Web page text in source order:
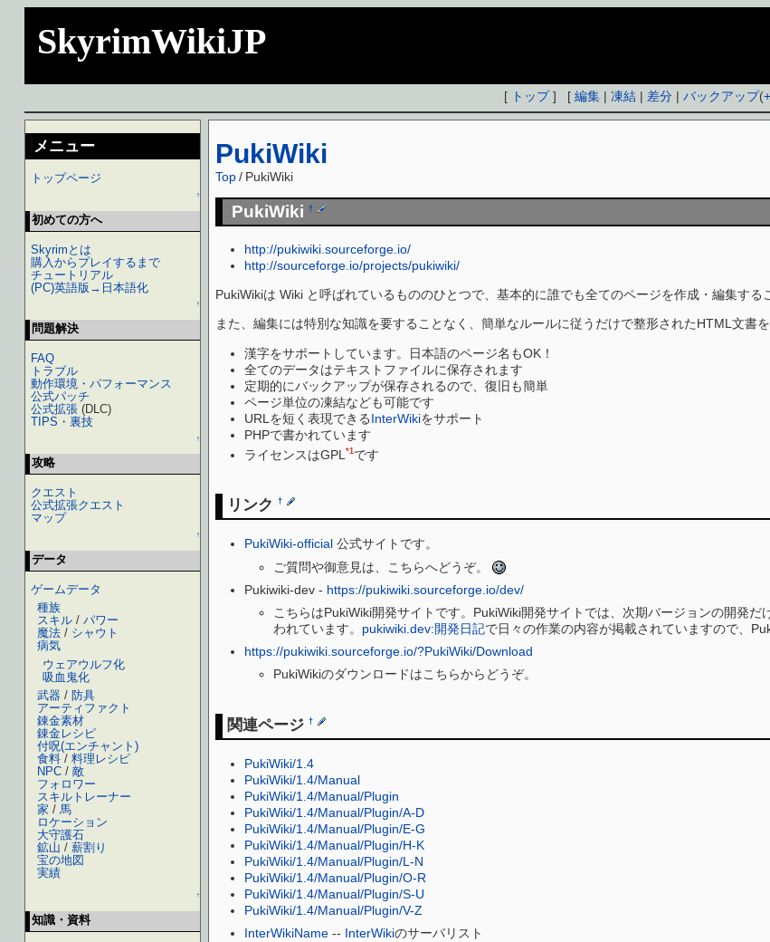
SkyrimWikiJP
[ トップ] [編集 |凍結 | 差分 |バックアップ(
PukiWiki
Top / PukiWiki
PukiWiki †
http://pukiwiki.sourceforge.io/
http://sourceforge.io/projects/pukiwiki/
PukiWikiは Wiki と呼ばれているもののひとつで、基本的に誰でも全てのページを作成・編集する
また、編集には特別な知識を要することなく、簡単なルールに従うだけで整形されたHTML文書を
漢字をサポートしています。日本語のページ名もOK！
全てのデータはテキストファイルに保存されます
定期的にバックアップが保存されるので、復旧も簡単
ページ単位の凍結なども可能です
URLを短く表現できるInterWikiをサポート
PHPで書かれています
ライセンスはGPL *1 です
リンク †
PukiWiki-official公式サイトです。
ご質問や御意見は、こちらへどうぞ。
Pukiwiki-dev - https://pukiwiki.sourceforge.io/dev/
こちらはPukiWiki開発サイトです。PukiWiki開発サイトでは、次期バージョンの開発
われています。 pukiwiki.dev:開発日記で日々の作業の内容が掲載されていますので、
https://pukiwiki.sourceforge.io/?PukiWiki/Download
PukiWikiのダウンロードはこちらからどうぞ。
関連ページ †
PukiWiki/1.4
PukiWiki/1.4/Manual
PukiWiki/1.4/Manual/Plugin
PukiWiki/1.4/Manual/Plugin/A-D
PukiWiki/1.4/Manual/Plugin/E-G
PukiWiki/1.4/Manual/Plugin/H-K
PukiWiki/1.4/Manual/Plugin/L-N
PukiWiki/1.4/Manual/Plugin/O-R
PukiWiki/1.4/Manual/Plugin/S-U
PukiWiki/1.4/Manual/Plugin/V-Z
InterWikiName-- InterWikiのサーバリスト
メニュー
トップページ
↑
初めての方へ
Skyrimとは
購入からプレイするまで
チュートリアル
(PC)英語版→日本語化
↑
問題解決
FAQ
トラブル
動作環境・パフォーマンス
公式パッチ
公式拡張 (DLC)
TIPS・裏技
↑
攻略
クエスト
公式拡張クエスト
マップ
↑
データ
ゲームデータ
種族
スキル/ パワー
魔法/ シャウト
病気
ウェアウルフ化
吸血鬼化
武器 / 防具
アーティファクト
錬金素材
錬金レシピ
付呪(エンチャント)
食料/ 料理レシピ
NPC/ 敵
フォロワー
スキルトレーナー
家 / 馬
ロケーション
大守護石
鉱山 / 薪割り
宝の地図
実績
↑
知識・資料